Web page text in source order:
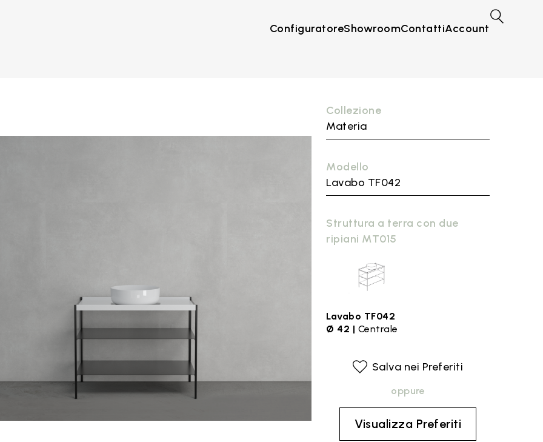
ConfiguratoreShowroomContattiAccount
Collezione
Materia
Modello
Lavabo TF042
Struttura a terra con due
ripiani MT015
Lavabo TF042
Ø 42 | Centrale
Salva nei Preferiti
oppure
Visualizza Preferiti